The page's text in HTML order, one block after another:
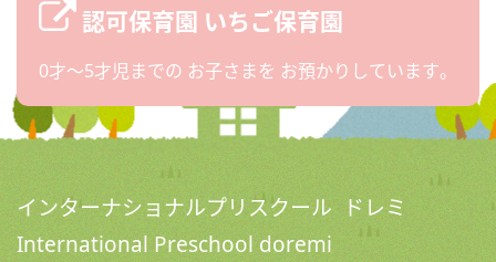
認可保育園 いちご保育園
0才〜5才児までの お子さまを お預かりしています。
インターナショナルプリスクール ドレミ
International Preschool doremi